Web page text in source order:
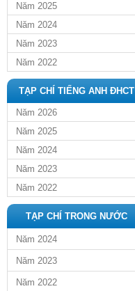
Năm 2025
Năm 2024
Năm 2023
Năm 2022
TẠP CHÍ TIẾNG ANH ĐHCT
Năm 2026
Năm 2025
Năm 2024
Năm 2023
Năm 2022
TẠP CHÍ TRONG NƯỚC
Năm 2024
Năm 2023
Năm 2022